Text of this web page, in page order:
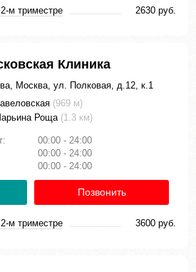
м триместре 2630 руб.
Клиника
Москва, ул. Полковая, д.12, к.1
(969 м)
Роща (1.3 км)
00:00 - 24:00
00:00 - 24:00
00:00 - 24:00
Позвонить
м триместре 3600 руб.